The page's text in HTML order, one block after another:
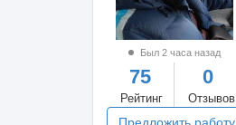
Был 2 часа назад
75
Рейтинг
0
Отзывов